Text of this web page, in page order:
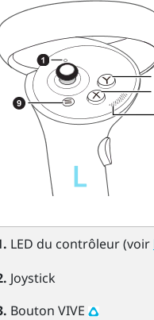
LED du contrôleur (voir
Joystick
Bouton VIVE